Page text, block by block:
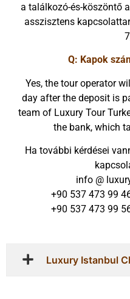
a találkozó-és-köszöntő
asszisztens
Q: Kapok
Yes, the tour operator
day after the deposit is
team of Luxury Tour
the bank, which
Ha további kérdései
info @
+90 537 473 99
+90 537 473 99
Luxury Istanbul